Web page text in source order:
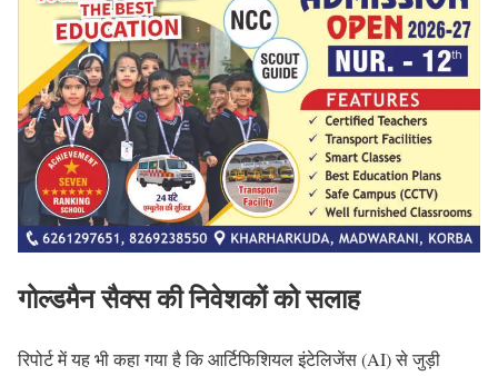
गोल्डमैन सैक्स की निवेशकों को सलाह
रिपोर्ट में यह भी कहा गया है कि आर्टिफिशियल इंटेलिजेंस (AI) से जुड़ी